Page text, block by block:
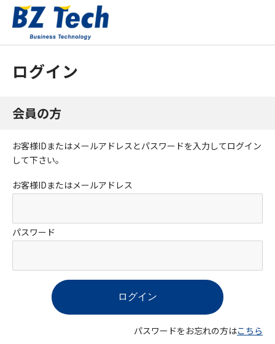
ログイン
会員の方
お客様IDまたはメールアドレスとパスワードを入力してログイン
して下さい。
お客様IDまたはメールアドレス
パスワード
パスワードをお忘れの方はこちら